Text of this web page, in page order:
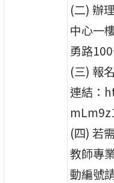
(二) 辦
中心一
勇路
(三) 報
連結：
(四) 若
教師專
動編號